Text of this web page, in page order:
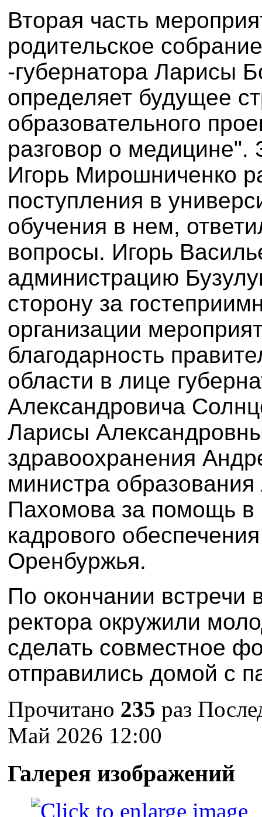
Вторая часть
родительское
-губернатора Ларисы
определяет будущее
образовательного
разговор о
Игорь Мирошниченко
поступления в
обучения в нем,
вопросы. Игорь
администрацию
сторону за
организации
благодарность
области в лице
Александровича
Ларисы
здравоохранения
министра
Пахомова за помощь
кадрового
Оренбуржья.
По окончании встречи
ректора окружили
сделать совместное
отправились домой с
Прочитано 235 раз
Май 2026 12:00
Галерея изображений